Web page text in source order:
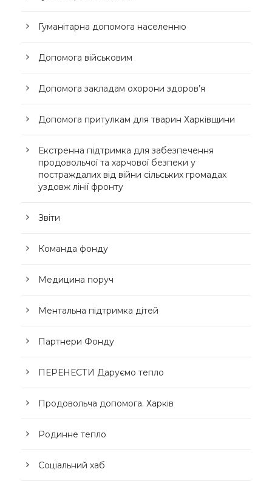
Гуманітарна допомога населенню
Допомога військовим
Допомога закладам охорони здоров’я
Допомога притулкам для тварин Харківщини
Екстренна підтримка для забезпечення
продовольчої та харчової безпеки у
постраждалих від війни сільських громадах
уздовж лінії фронту
Звіти
Команда фонду
Медицина поруч
Ментальна підтримка дітей
Партнери Фонду
ПЕРЕНЕСТИ Даруємо тепло
Продовольча допомога. Харків
Родинне тепло
Соціальний хаб